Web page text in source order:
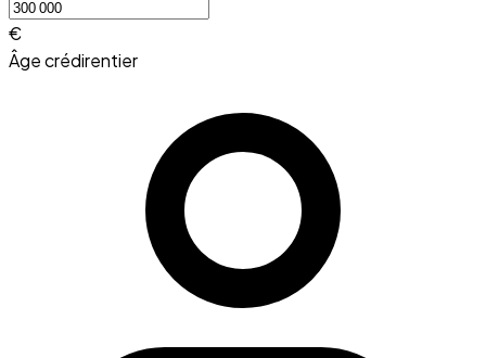
€
Âge crédirentier